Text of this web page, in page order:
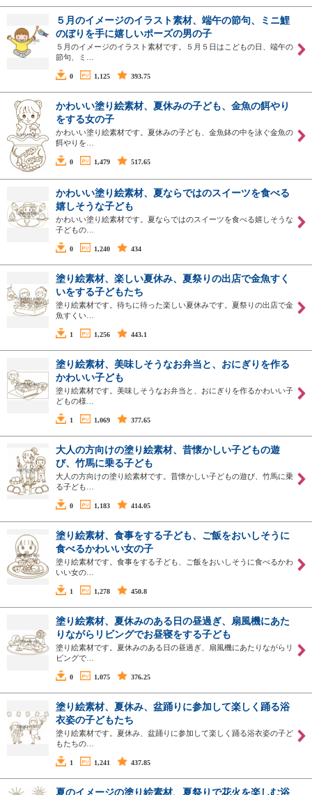
５月のイメージのイラスト素材、端午の節句、ミニ鯉
のぼりを手に嬉しいポーズの男の子
５月のイメージのイラスト素材です。５月５日はこどもの日、端午の
節句、ミ…
0 1,125 393.75
かわいい塗り絵素材、夏休みの子ども、金魚の餌やり
をする女の子
かわいい塗り絵素材です。夏休みの子ども、金魚鉢の中を泳ぐ金魚の
餌やりを…
0 1,479 517.65
かわいい塗り絵素材、夏ならではのスイーツを食べる
嬉しそうな子ども
かわいい塗り絵素材です。夏ならではのスイーツを食べる嬉しそうな
子どもの…
0 1,240 434
塗り絵素材、楽しい夏休み、夏祭りの出店で金魚すく
いをする子どもたち
塗り絵素材です。待ちに待った楽しい夏休みです。夏祭りの出店で金
魚すくい…
1 1,256 443.1
塗り絵素材、美味しそうなお弁当と、おにぎりを作る
かわいい子ども
塗り絵素材です。美味しそうなお弁当と、おにぎりを作るかわいい子
どもの様…
1 1,069 377.65
大人の方向けの塗り絵素材、昔懐かしい子どもの遊
び、竹馬に乗る子ども
大人の方向けの塗り絵素材です。昔懐かしい子どもの遊び、竹馬に乗
る子ども…
0 1,183 414.05
塗り絵素材、食事をする子ども、ご飯をおいしそうに
食べるかわいい女の子
塗り絵素材です。食事をする子ども、ご飯をおいしそうに食べるかわ
いい女の…
1 1,278 450.8
塗り絵素材、夏休みのある日の昼過ぎ、扇風機にあた
りながらリビングでお昼寝をする子ども
塗り絵素材です。夏休みのある日の昼過ぎ、扇風機にあたりながらリ
ビングで…
0 1,075 376.25
塗り絵素材、夏休み、盆踊りに参加して楽しく踊る浴
衣姿の子どもたち
塗り絵素材です。夏休み、盆踊りに参加して楽しく踊る浴衣姿の子ど
もたちの…
1 1,241 437.85
夏のイメージの塗り絵素材、夏祭りで花火を楽しむ浴